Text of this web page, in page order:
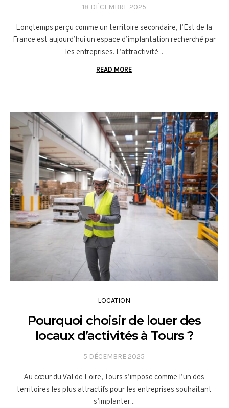
18 DÉCEMBRE 2025
Longtemps perçu comme un territoire secondaire, l’Est de la
France est aujourd’hui un espace d’implantation recherché par
les entreprises. L’attractivité...
READ MORE
LOCATION
Pourquoi choisir de louer des
locaux d’activités à Tours ?
5 DÉCEMBRE 2025
Au cœur du Val de Loire, Tours s’impose comme l’un des
territoires les plus attractifs pour les entreprises souhaitant
s’implanter...